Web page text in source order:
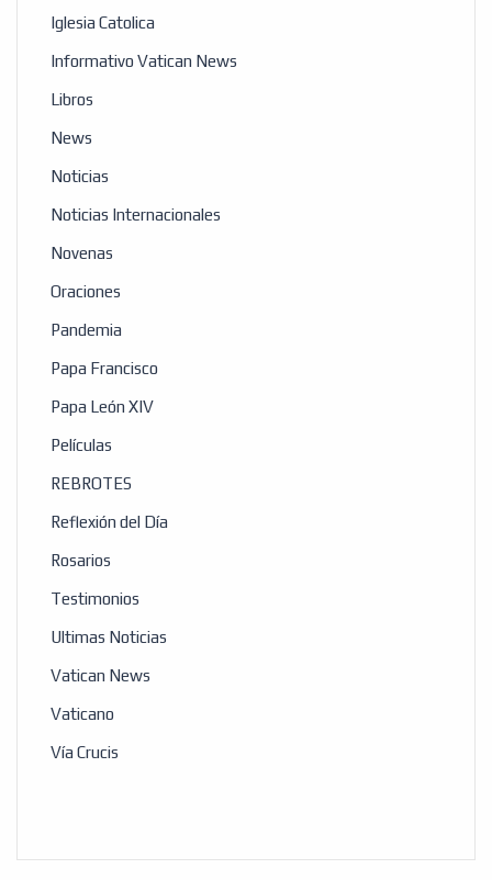
Iglesia Catolica
Informativo Vatican News
Libros
News
Noticias
Noticias Internacionales
Novenas
Oraciones
Pandemia
Papa Francisco
Papa León XIV
Películas
REBROTES
Reflexión del Día
Rosarios
Testimonios
Ultimas Noticias
Vatican News
Vaticano
Vía Crucis